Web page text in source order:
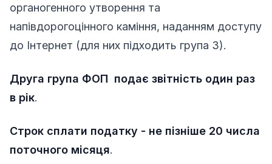
органогенного утворення та
напівдорогоцінного каміння, наданням доступу
до Інтернет (для них підходить група 3).
Друга група ФОП подає звітність один раз
в рік.
Строк сплати податку - не пізніше 20 числа
поточного місяця.